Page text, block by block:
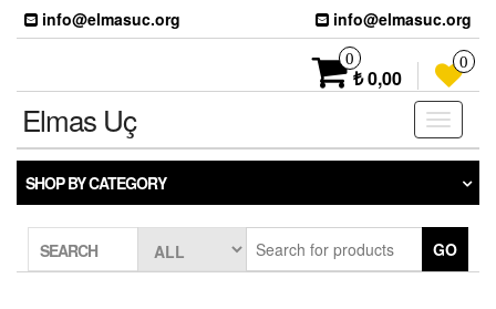
Skip
info@elmasuc.org info@elmasuc.org
0
₺ 0,00
0
Toggle
Elmas Uç
SHOP BY CATEGORY
SEARCH GO